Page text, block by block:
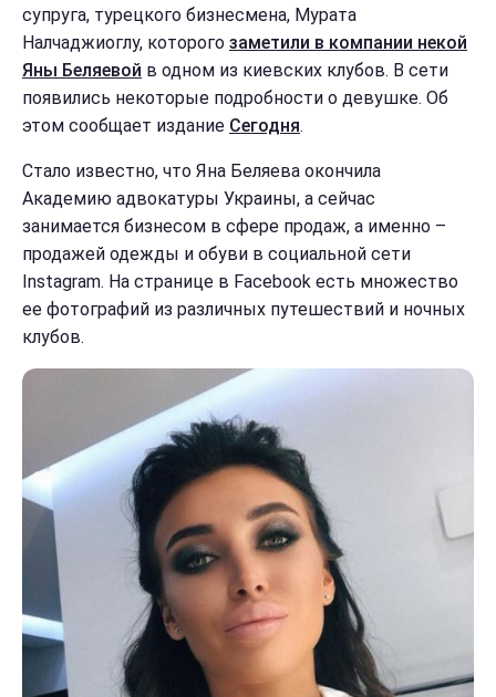
супруга, турецкого бизнесмена, Мурата
Налчаджиоглу, которого заметили в компании некой
Яны Беляевой в одном из киевских клубов. В сети
появились некоторые подробности о девушке. Об
этом сообщает издание Сегодня.
Стало известно, что Яна Беляева окончила
Академию адвокатуры Украины, а сейчас
занимается бизнесом в сфере продаж, а именно –
продажей одежды и обуви в социальной сети
Instagram. На странице в Facebook есть множество
ее фотографий из различных путешествий и ночных
клубов.